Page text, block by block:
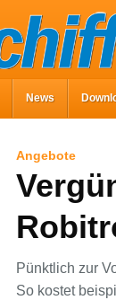
News
Angebote
Pünktlich zur
So kostet